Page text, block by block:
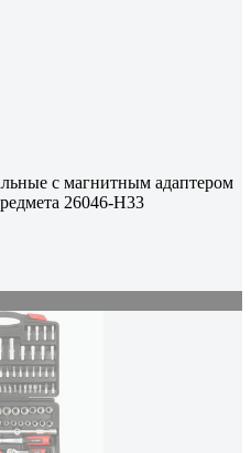
с магнитным адаптером
26046-H33